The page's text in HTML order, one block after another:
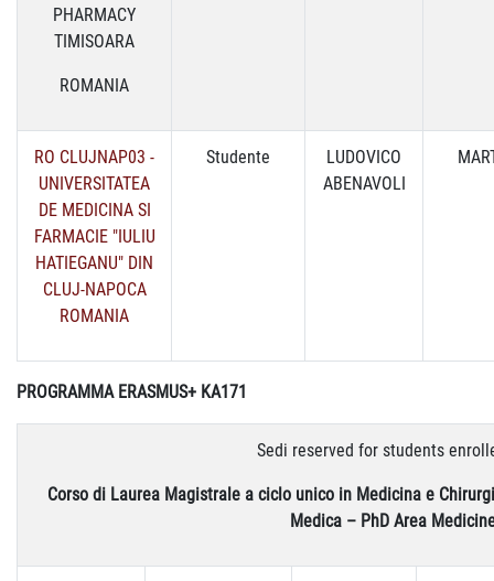
PHARMACY
TIMISOARA
ROMANIA
RO CLUJNAP03 -
UNIVERSITATEA
DE MEDICINA SI
FARMACIE "IULIU
HATIEGANU" DIN
CLUJ-NAPOCA
ROMANIA
Studente
LUDOVICO
ABENAVOLI
PROGRAMMA ERASMUS+ KA171
Sedi reserved for students
Corso di Laurea Magistrale a ciclo unico in Medicina e
Medica – PhD Area